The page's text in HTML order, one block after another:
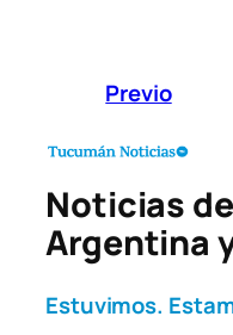
Previo
Noticias
Argentina
Estuvimos.